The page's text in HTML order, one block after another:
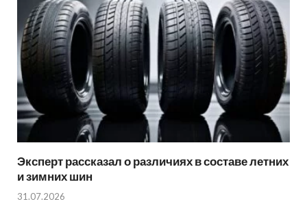
Эксперт рассказал о различиях в составе летних
и зимних шин
31.07.2026